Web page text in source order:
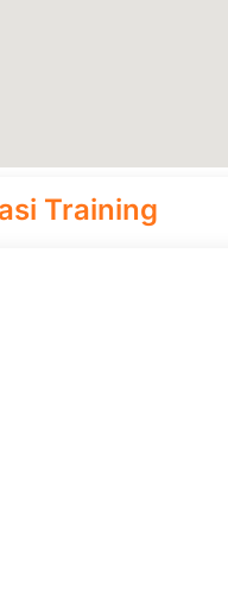
Training